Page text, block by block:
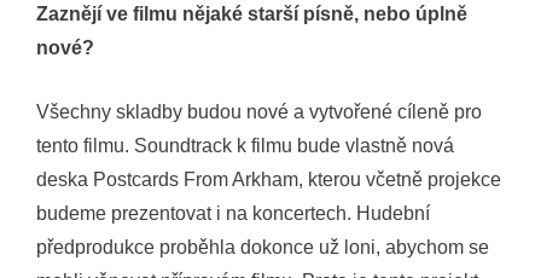
Zaznějí ve filmu nějaké starší písně, nebo úplně
nové?
Všechny skladby budou nové a vytvořené cíleně pro
tento filmu. Soundtrack k filmu bude vlastně nová
deska Postcards From Arkham, kterou včetně projekce
budeme prezentovat i na koncertech. Hudební
předprodukce proběhla dokonce už loni, abychom se